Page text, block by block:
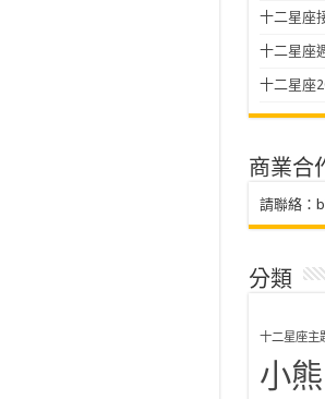
十二星座
十二星座
十二星座
商業合
請聯絡：
分類
十二星座主
小熊